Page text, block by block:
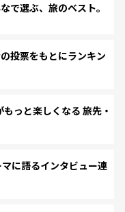
選ぶ、旅のベスト。
投票をもとにランキン
っと楽しくなる 旅先・
に語るインタビュー連